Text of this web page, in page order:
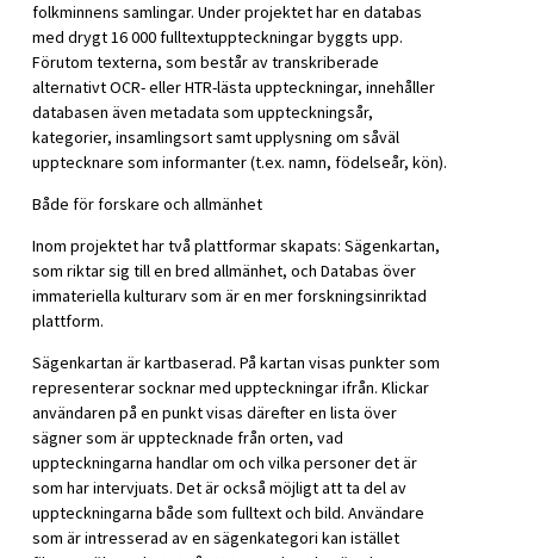
folkminnens samlingar. Under projektet har en databas
med drygt 16 000 fulltextuppteckningar byggts upp.
Förutom texterna, som består av transkriberade
alternativt OCR- eller HTR-lästa uppteckningar, innehåller
databasen även metadata som uppteckningsår,
kategorier, insamlingsort samt upplysning om såväl
upptecknare som informanter (t.ex. namn, födelseår, kön).
Både för forskare och allmänhet
Inom projektet har två plattformar skapats: Sägenkartan,
som riktar sig till en bred allmänhet, och Databas över
immateriella kulturarv som är en mer forskningsinriktad
plattform.
Sägenkartan är kartbaserad. På kartan visas punkter som
representerar socknar med uppteckningar ifrån. Klickar
användaren på en punkt visas därefter en lista över
sägner som är upptecknade från orten, vad
uppteckningarna handlar om och vilka personer det är
som har intervjuats. Det är också möjligt att ta del av
uppteckningarna både som fulltext och bild. Användare
som är intresserad av en sägenkategori kan istället